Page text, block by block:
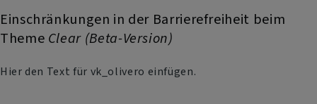
Einschränkungen in der Barrierefreiheit beim
Theme Clear (Beta-Version)
Hier den Text für vk_olivero einfügen.